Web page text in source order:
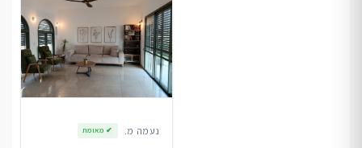
נעמה מ. ✔ מאומת